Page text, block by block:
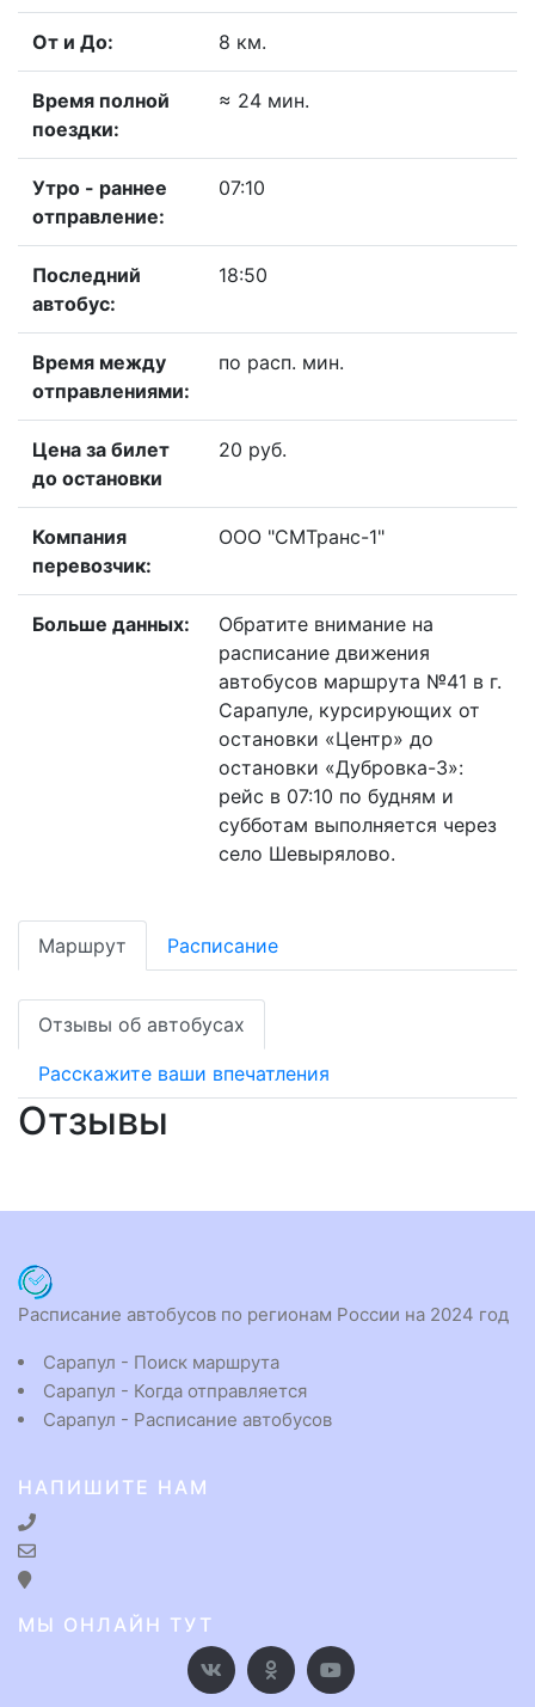
От и До: 8 км.
Время полной
поездки:
≈ 24 мин.
Утро - раннее
отправление:
07:10
Последний
автобус:
18:50
Время между
отправлениями:
по расп. мин.
Цена за билет
до остановки
20 руб.
Компания
перевозчик:
ООО "СМТранс-1"
Больше данных:
Обратите внимание на
расписание движения
автобусов маршрута №41 в г.
Сарапуле, курсирующих от
остановки «Центр» до
остановки «Дубровка-3»:
рейс в 07:10 по будням и
субботам выполняется через
село Шевырялово.
Маршрут Расписание
Отзывы об автобусах
Расскажите ваши впечатления
Отзывы
Расписание автобусов по регионам России на 2024 год
Сарапул - Поиск маршрута
Сарапул - Когда отправляется
Сарапул - Расписание автобусов
НАПИШИТЕ НАМ
МЫ ОНЛАЙН ТУТ